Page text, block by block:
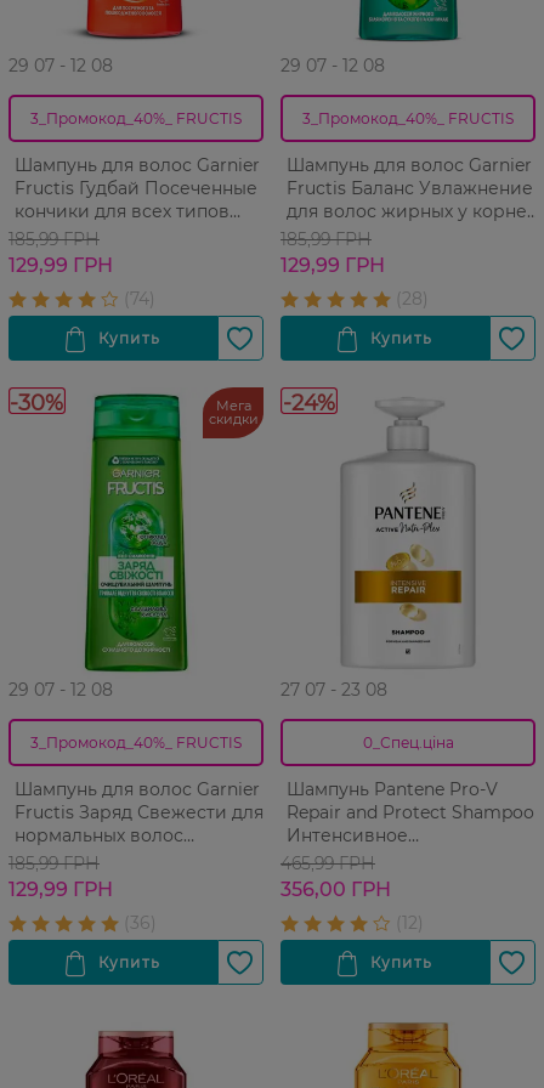
29 07 - 12 08
3_Промокод_40%_ FRUCTIS
Шампунь для волос Garnier
Fructis Гудбай Посеченные
кончики для всех типов
волос 400 мл
185,99 ГРН
129,99 ГРН
29 07 - 12 08
3_Промокод_40%_ FRUCTIS
Шампунь для волос Garnier
Fructis Баланс Увлажнение
для волос жирных у корней
и сухих на кончиках 400 мл
185,99 ГРН
129,99 ГРН
-30% Мега
скидки
29 07 - 12 08
3_Промокод_40%_ FRUCTIS
Шампунь для волос Garnier
Fructis Заряд Свежести для
нормальных волос
склонных к жирности 400
мл
185,99 ГРН
129,99 ГРН
-24%
27 07 - 23 08
0_Спец.ціна
Шампунь Pantene Pro-V
Repair and Protect Shampoo
Интенсивное
восстановление 1000 мл
465,99 ГРН
356,00 ГРН